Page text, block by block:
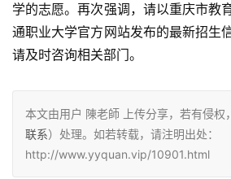
学的志愿。再次强调，请以重庆市教
通职业大学官方网站发布的最新招生
请及时咨询相关部门。
本文由用户 陳老師 上传分享，若有侵权
联系）处理。如若转载，请注明出处：
http://www.yyquan.vip/10901.html